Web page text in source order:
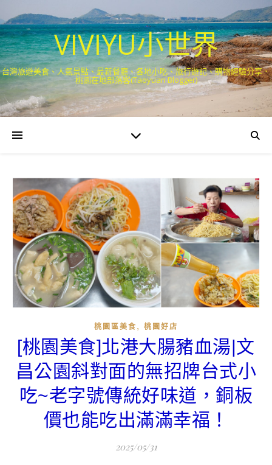
VIVIYU小世界
台灣旅遊美食、人氣景點、最新餐廳、各地小吃、旅行遊記、購物經驗分享．
桃園在地部落客(Taoyuan Blogger)
桃園區美食 , 桃園好店
[桃園美食]北港大腸豬血湯|文
昌公園斜對面的無招牌台式小
吃~老字號傳統好味道，銅板
價也能吃出滿滿幸福！
2025/05/31